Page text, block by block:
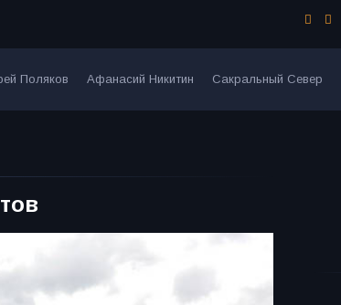
Поляков Афанасий Никитин Сакральный Север